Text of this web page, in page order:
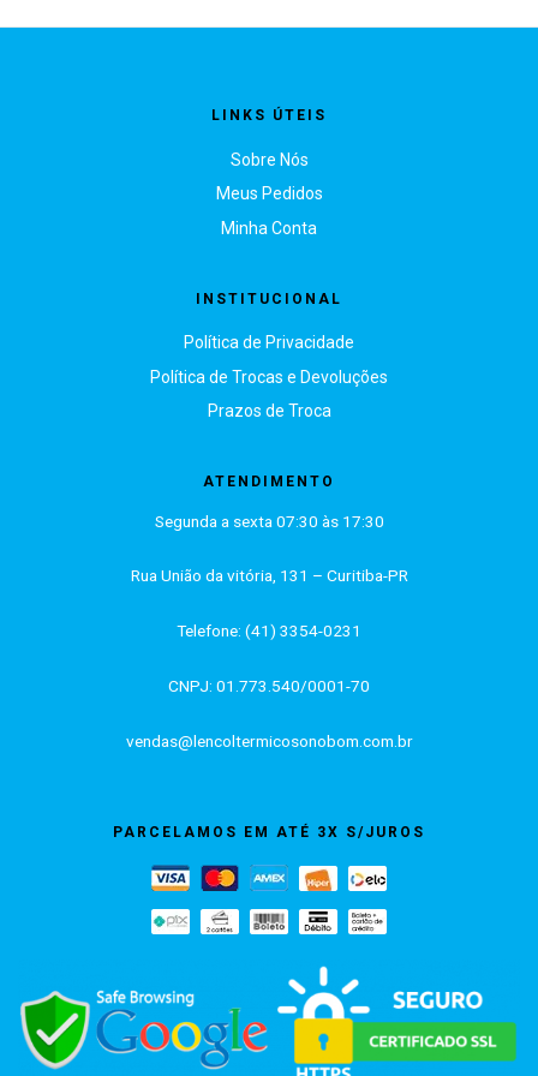
LINKS ÚTEIS
Sobre Nós
Meus Pedidos
Minha Conta
INSTITUCIONAL
Política de Privacidade
Política de Trocas e Devoluções
Prazos de Troca
ATENDIMENTO
Segunda a sexta 07:30 às 17:30
Rua União da vitória, 131 – Curitiba-PR
Telefone: (41) 3354-0231
CNPJ: 01.773.540/0001-70
vendas@lencoltermicosonobom.com.br
PARCELAMOS EM ATÉ 3X S/JUROS